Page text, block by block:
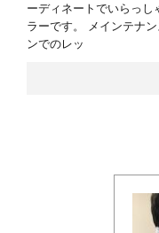
ーディネートでいらっし
ラーです。 メインテナ
ンでのレッ